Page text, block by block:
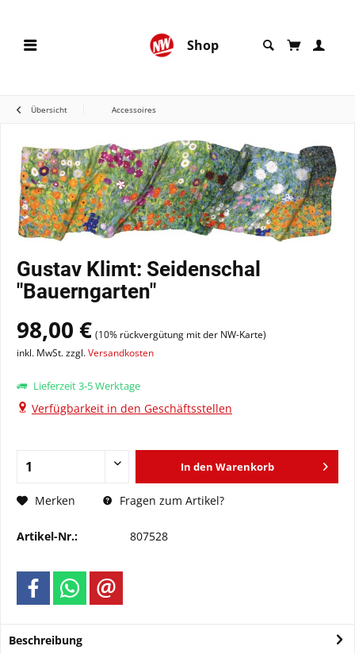
Shop
Übersicht Accessoires
Gustav Klimt: Seidenschal
"Bauerngarten"
98,00 € (10% rückvergütung mit der NW-Karte)
inkl. MwSt. zzgl.Versandkosten
Lieferzeit 3-5 Werktage
Verfügbarkeit in den Geschäftsstellen
In den Warenkorb
Merken Fragen zum Artikel?
Artikel-Nr.: 807528
Beschreibung